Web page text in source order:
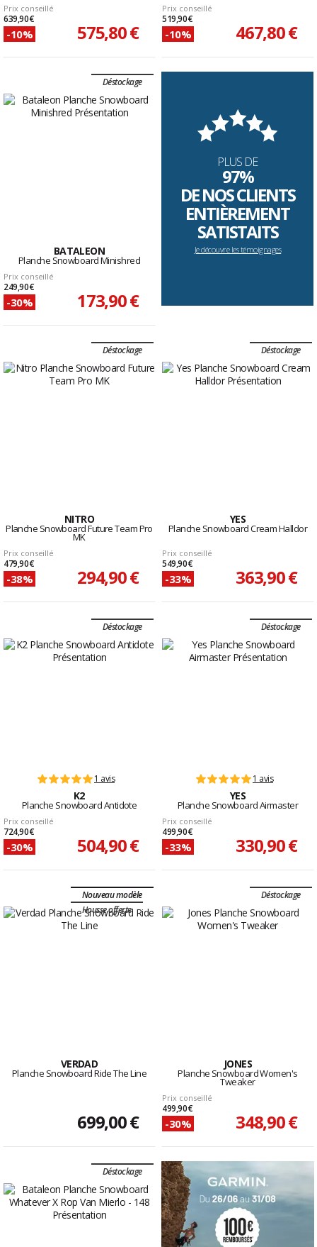
Prix conseillé
639,90 €
-10% 575,80 €
Prix conseillé
519,90 €
-10% 467,80 €
Déstockage
BATALEON
Planche Snowboard Minishred
Prix conseillé
249,90 €
-30% 173,90 €
PLUS DE
97%
DE NOS CLIENTS
ENTIÈREMENT
SATISTAITS
Je découvre les témoignages
Déstockage
NITRO
Planche Snowboard Future Team Pro
MK
Prix conseillé
479,90 €
-38% 294,90 €
Déstockage
YES
Planche Snowboard Cream Halldor
Prix conseillé
549,90 €
-33% 363,90 €
Déstockage
1 avis
K2
Planche Snowboard Antidote
Prix conseillé
724,90 €
-30% 504,90 €
Déstockage
1 avis
YES
Planche Snowboard Airmaster
Prix conseillé
499,90 €
-33% 330,90 €
Nouveau modèle
Housse offerte
VERDAD
Planche Snowboard Ride The Line
699,00 €
Déstockage
JONES
Planche Snowboard Women's
Tweaker
Prix conseillé
499,90 €
-30% 348,90 €
Déstockage